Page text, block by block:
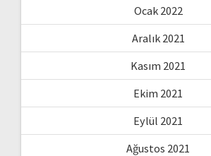
Ocak 2022
Aralık 2021
Kasım 2021
Ekim 2021
Eylül 2021
Ağustos 2021